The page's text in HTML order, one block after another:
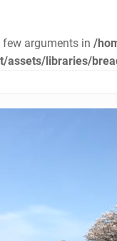
arguments in /
assets/libraries/